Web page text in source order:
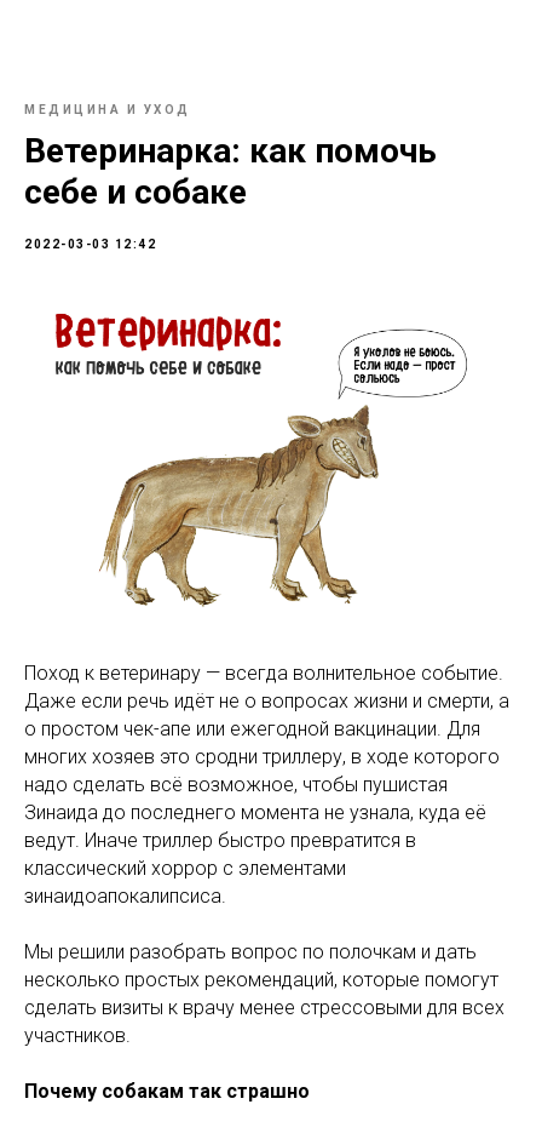
МЕДИЦИНА И УХОД
Ветеринарка: как помочь
себе и собаке
2022-03-03 12:42
Поход к ветеринару — всегда волнительное событие.
Даже если речь идёт не о вопросах жизни и смерти, а
о простом чек-апе или ежегодной вакцинации. Для
многих хозяев это сродни триллеру, в ходе которого
надо сделать всё возможное, чтобы пушистая
Зинаида до последнего момента не узнала, куда её
ведут. Иначе триллер быстро превратится в
классический хоррор с элементами
зинаидоапокалипсиса.
Мы решили разобрать вопрос по полочкам и дать
несколько простых рекомендаций, которые помогут
сделать визиты к врачу менее стрессовыми для всех
участников.
Почему собакам так страшно